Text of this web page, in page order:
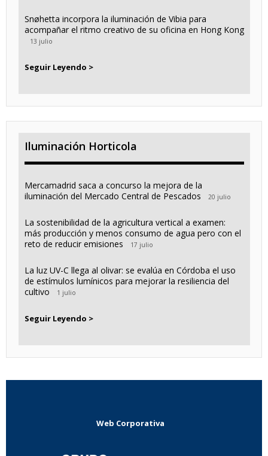
Snøhetta incorpora la iluminación de Vibia para
acompañar el ritmo creativo de su oficina en Hong Kong
13 julio
Seguir Leyendo >
Iluminación Horticola
Mercamadrid saca a concurso la mejora de la
iluminación del Mercado Central de Pescados
20 julio
La sostenibilidad de la agricultura vertical a examen:
más producción y menos consumo de agua pero con el
reto de reducir emisiones
17 julio
La luz UV-C llega al olivar: se evalúa en Córdoba el uso
de estímulos lumínicos para mejorar la resiliencia del
cultivo
1 julio
Seguir Leyendo >
Web Corporativa